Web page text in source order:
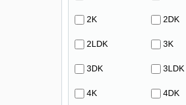
2K 2DK
2LDK 3K
3DK 3LDK
4K 4DK